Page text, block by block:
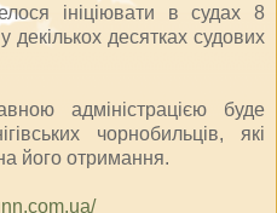
ініціювати в судах 8
декількох десятках судових
адміністрацією буде
чорнобильців, які
його отримання.